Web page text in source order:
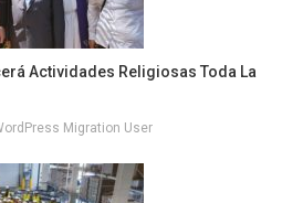
Actividades Religiosas Toda La
Migration User